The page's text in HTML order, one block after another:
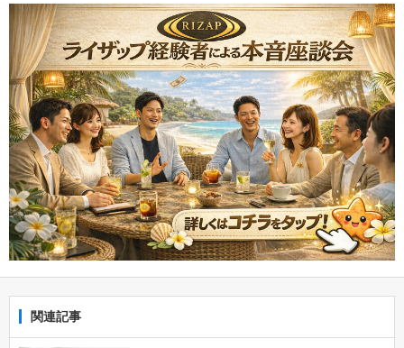
関連記事